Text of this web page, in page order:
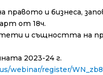
и бизнеса,
от 18ч.
и същността на
2023-24 г.
webinar/register/